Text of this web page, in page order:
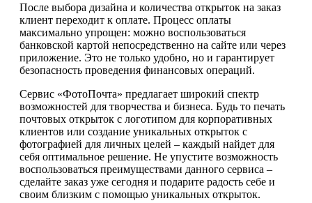
После выбора дизайна и количества открыток на заказ
клиент переходит к оплате. Процесс оплаты
максимально упрощен: можно воспользоваться
банковской картой непосредственно на сайте или через
приложение. Это не только удобно, но и гарантирует
безопасность проведения финансовых операций.
Сервис «ФотоПочта» предлагает широкий спектр
возможностей для творчества и бизнеса. Будь то печать
почтовых открыток с логотипом для корпоративных
клиентов или создание уникальных открыток с
фотографией для личных целей – каждый найдет для
себя оптимальное решение. Не упустите возможность
воспользоваться преимуществами данного сервиса –
сделайте заказ уже сегодня и подарите радость себе и
своим близким с помощью уникальных открыток.